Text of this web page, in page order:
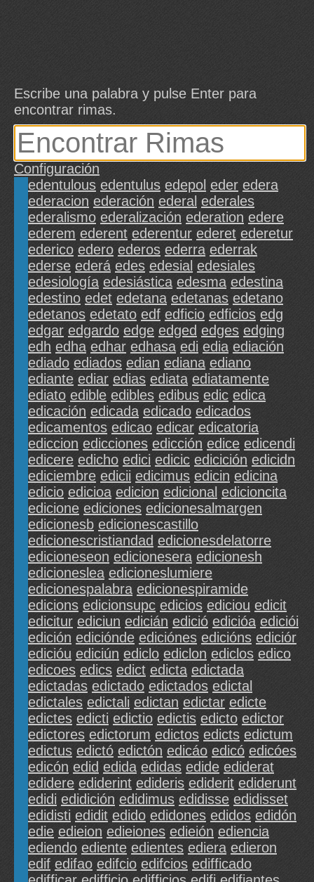
Escribe una palabra y pulse Enter para
encontrar rimas.
Configuración
edentulous edentulus edepol eder edera
ederacion ederación ederal ederales
ederalismo ederalización ederation edere
ederem ederent ederentur ederet ederetur
ederico edero ederos ederra ederrak
ederse ederá edes edesial edesiales
edesiología edesiástica edesma edestina
edestino edet edetana edetanas edetano
edetanos edetato edf edficio edficios edg
edgar edgardo edge edged edges edging
edh edha edhar edhasa edi edia ediación
ediado ediados edian ediana ediano
ediante ediar edias ediata ediatamente
ediato edible edibles edibus edic edica
edicación edicada edicado edicados
edicamentos edicao edicar edicatoria
ediccion edicciones edicción edice edicendi
edicere edicho edici edicic edicición edicidn
ediciembre edicii edicimus edicin edicina
edicio edicioa edicion edicional edicioncita
edicione ediciones edicionesalmargen
edicionesb edicionescastillo
edicionescristiandad edicionesdelatorre
edicioneseon edicionesera edicionesh
edicioneslea edicioneslumiere
edicionespalabra edicionespiramide
edicions edicionsupc edicios ediciou edicit
edicitur ediciun edicián edició edicióa ediciói
edición ediciónde ediciónes edicións ediciór
edicióu ediciún ediclo ediclon ediclos edico
edicoes edics edict edicta edictada
edictadas edictado edictados edictal
edictales edictali edictan edictar edicte
edictes edicti edictio edictis edicto edictor
edictores edictorum edictos edicts edictum
edictus edictó edictón edicáo edicó edicóes
edicón edid edida edidas edide ediderat
edidere ediderint edideris ediderit ediderunt
edidi edidición edidimus edidisse edidisset
edidisti edidit edido edidones edidos edidón
edie edieion edieiones edieión ediencia
ediendo ediente edientes ediera edieron
edif edifao edifcio edifcios edifficado